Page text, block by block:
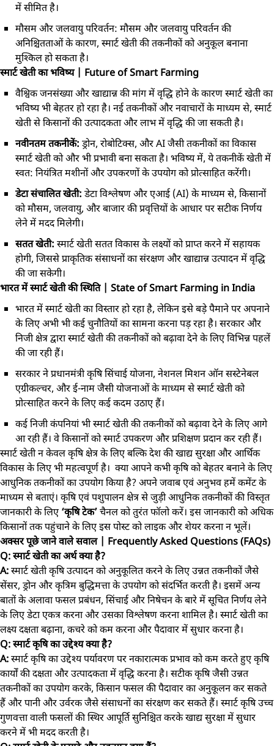
में सीमित है।
मौसम और जलवायु परिवर्तन: मौसम और जलवायु परिवर्तन की
अनिश्चितताओं के कारण, स्मार्ट खेती की तकनीकों को अनुकूल बनाना
मुश्किल हो सकता है।
स्मार्ट खेती का भविष्य | Future of Smart Farming
वैश्विक जनसंख्या और खाद्यान्न की मांग में वृद्धि होने के कारण स्मार्ट खेती का
भविष्य भी बेहतर हो रहा है। नई तकनीकों और नवाचारों के माध्यम से, स्मार्ट
खेती से किसानों की उत्पादकता और लाभ में वृद्धि की जा सकती है।
नवीनतम तकनीकें: ड्रोन, रोबोटिक्स, और AI जैसी तकनीकों का विकास
स्मार्ट खेती को और भी प्रभावी बना सकता है। भविष्य में, ये तकनीकें खेती में
स्वत: नियंत्रित मशीनों और उपकरणों के उपयोग को प्रोत्साहित करेंगी।
डेटा संचालित खेती: डेटा विश्लेषण और एआई (AI) के माध्यम से, किसानों
को मौसम, जलवायु, और बाजार की प्रवृत्तियों के आधार पर सटीक निर्णय
लेने में मदद मिलेगी।
सतत खेती: स्मार्ट खेती सतत विकास के लक्ष्यों को प्राप्त करने में सहायक
होगी, जिससे प्राकृतिक संसाधनों का संरक्षण और खाद्यान्न उत्पादन में वृद्धि
की जा सकेगी।
भारत में स्मार्ट खेती की स्थिति | State of Smart Farming in India
भारत में स्मार्ट खेती का विस्तार हो रहा है, लेकिन इसे बड़े पैमाने पर अपनाने
के लिए अभी भी कई चुनौतियों का सामना करना पड़ रहा है। सरकार और
निजी क्षेत्र द्वारा स्मार्ट खेती की तकनीकों को बढ़ावा देने के लिए विभिन्न पहलें
की जा रही हैं।
सरकार ने प्रधानमंत्री कृषि सिंचाई योजना, नेशनल मिशन ऑन सस्टेनेबल
एग्रीकल्चर, और ई-नाम जैसी योजनाओं के माध्यम से स्मार्ट खेती को
प्रोत्साहित करने के लिए कई कदम उठाए हैं।
कई निजी कंपनियां भी स्मार्ट खेती की तकनीकों को बढ़ावा देने के लिए आगे
आ रही हैं। वे किसानों को स्मार्ट उपकरण और प्रशिक्षण प्रदान कर रही हैं।
स्मार्ट खेती न केवल कृषि क्षेत्र के लिए बल्कि देश की खाद्य सुरक्षा और आर्थिक
विकास के लिए भी महत्वपूर्ण है। क्या आपने कभी कृषि को बेहतर बनाने के लिए
आधुनिक तकनीकों का उपयोग किया है? अपने जवाब एवं अनुभव हमें कमेंट के
माध्यम से बताएं। कृषि एवं पशुपालन क्षेत्र से जुड़ी आधुनिक तकनीकों की विस्तृत
जानकारी के लिए ‘कृषि टेक’चैनल को तुरंत फॉलो करें। इस जानकारी को अधिक
किसानों तक पहुंचाने के लिए इस पोस्ट को लाइक और शेयर करना न भूलें।
अक्सर पूछे जाने वाले सवाल | Frequently Asked Questions (FAQs)
Q: स्मार्ट खेती का अर्थ क्या है?
A:स्मार्ट खेती कृषि उत्पादन को अनुकूलित करने के लिए उन्नत तकनीकों जैसे
सेंसर, ड्रोन और कृत्रिम बुद्धिमत्ता के उपयोग को संदर्भित करती है। इसमें अन्य
बातों के अलावा फसल प्रबंधन, सिंचाई और निषेचन के बारे में सूचित निर्णय लेने
के लिए डेटा एकत्र करना और उसका विश्लेषण करना शामिल है। स्मार्ट खेती का
लक्ष्य दक्षता बढ़ाना, कचरे को कम करना और पैदावार में सुधार करना है।
Q: स्मार्ट कृषि का उद्देश्य क्या है?
A:स्मार्ट कृषि का उद्देश्य पर्यावरण पर नकारात्मक प्रभाव को कम करते हुए कृषि
कार्यों की दक्षता और उत्पादकता में वृद्धि करना है। सटीक कृषि जैसी उन्नत
तकनीकों का उपयोग करके, किसान फसल की पैदावार का अनुकूलन कर सकते
हैं और पानी और उर्वरक जैसे संसाधनों का संरक्षण कर सकते हैं। स्मार्ट कृषि उच्च
गुणवत्ता वाली फसलों की स्थिर आपूर्ति सुनिश्चित करके खाद्य सुरक्षा में सुधार
करने में भी मदद करती है।